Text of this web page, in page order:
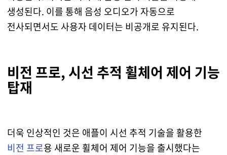
생성된다. 이를 통해 음성 오디오가 자동으로
전사되면서도 사용자 데이터는 비공개로 유지된다.
비전 프로, 시선 추적 휠체어 제어 기능
탑재
더욱 인상적인 것은 애플이 시선 추적 기술을 활용한
비전 프로용 새로운 휠체어 제어 기능을 출시했다는